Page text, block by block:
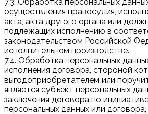
осуществления правосудия,
акта, акта другого органа или
подлежащих исполнению в
законодательством Российской
исполнительном производстве.
7.4. Обработка персональных
исполнения договора, стороной
выгодоприобретателем или
является субъект персональных
заключения договора по
персональных данных или